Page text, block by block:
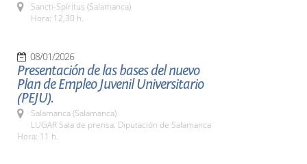
Sancti-Spíritus (Salamanca)
Hora: 12,30 h.
08/01/2026
Presentación de las bases del nuevo
Plan de Empleo Juvenil Universitario
(PEJU).
Salamanca (Salamanca)
LUGAR Sala de prensa. Diputación de Salamanca
Hora: 11 h.